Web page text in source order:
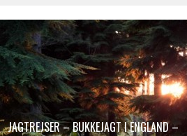
JAGTREJSER – BUKKEJAGT I ENGLAND –